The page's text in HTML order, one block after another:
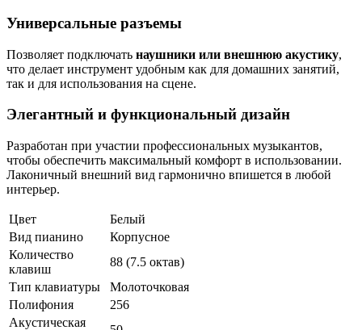
Универсальные разъемы
Позволяет подключать наушники или внешнюю акустику,
что делает инструмент удобным как для домашних занятий,
так и для использования на сцене.
Элегантный и функциональный дизайн
Разработан при участии профессиональных музыкантов,
чтобы обеспечить максимальный комфорт в использовании.
Лаконичный внешний вид гармонично впишется в любой
интерьер.
Цвет
Белый
Вид пианино
Корпусное
Количество
клавиш
88 (7.5 октав)
Тип клавиатуры
Молоточковая
Полифония
256
Акустическая